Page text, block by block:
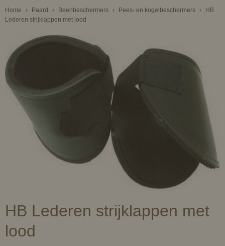
Home › Paard › Beenbeschermers › Pees- en kogelbeschermers ›
HB
Lederen strijklappen met lood
HB Lederen strijklappen met
lood